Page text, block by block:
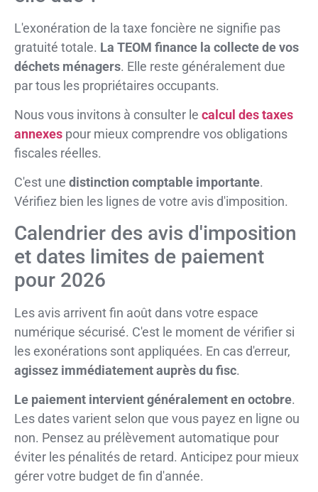
L'exonération de la taxe foncière ne signifie pas
gratuité totale. La TEOM finance la collecte de vos
déchets ménagers. Elle reste généralement due
par tous les propriétaires occupants.
Nous vous invitons à consulter le calcul des taxes
annexes pour mieux comprendre vos obligations
fiscales réelles.
C'est une distinction comptable importante.
Vérifiez bien les lignes de votre avis d'imposition.
Calendrier des avis d'imposition
et dates limites de paiement
pour 2026
Les avis arrivent fin août dans votre espace
numérique sécurisé. C'est le moment de vérifier si
les exonérations sont appliquées. En cas d'erreur,
agissez immédiatement auprès du fisc.
Le paiement intervient généralement en octobre.
Les dates varient selon que vous payez en ligne ou
non. Pensez au prélèvement automatique pour
éviter les pénalités de retard. Anticipez pour mieux
gérer votre budget de fin d'année.